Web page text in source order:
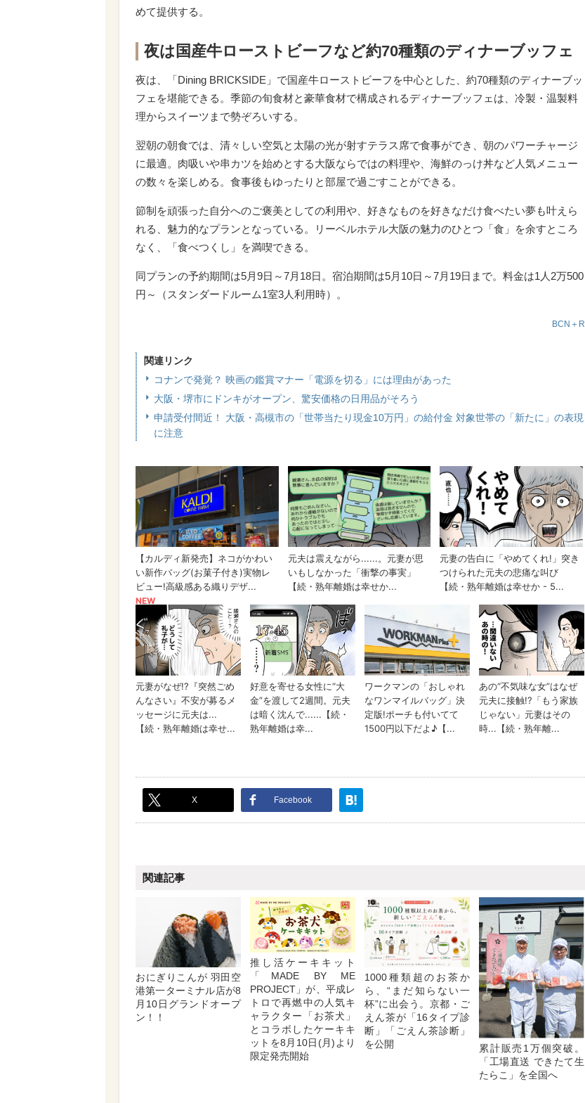
めて提供する。
夜は国産牛ローストビーフなど約70種類のディナーブッフェ
夜は、「Dining BRICKSIDE」で国産牛ローストビーフを中心とした、約70種類のディナーブッ
フェを堪能できる。季節の旬食材と豪華食材で構成されるディナーブッフェは、冷製・温製料
理からスイーツまで勢ぞろいする。
翌朝の朝食では、清々しい空気と太陽の光が射すテラス席で食事ができ、朝のパワーチャージ
に最適。肉吸いや串カツを始めとする大阪ならではの料理や、海鮮のっけ丼など人気メニュー
の数々を楽しめる。食事後もゆったりと部屋で過ごすことができる。
節制を頑張った自分へのご褒美としての利用や、好きなものを好きなだけ食べたい夢も叶えら
れる、魅力的なプランとなっている。リーベルホテル大阪の魅力のひとつ「食」を余すところ
なく、「食べつくし」を満喫できる。
同プランの予約期間は5月9日～7月18日。宿泊期間は5月10日～7月19日まで。料金は1人2万500
円～（スタンダードルーム1室3人利用時）。
BCN＋R
関連リンク
コナンで発覚？ 映画の鑑賞マナー「電源を切る」には理由があった
大阪・堺市にドンキがオープン、驚安価格の日用品がそろう
申請受付間近！ 大阪・高槻市の「世帯当たり現金10万円」の給付金 対象世帯の「新たに」の表現
に注意
X Facebook
関連記事
おにぎりこんが 羽田空
港第一ターミナル店が8
月10日グランドオープ
ン！！
推し活ケーキキット
「MADE BY ME
PROJECT」が、平成レ
トロで再燃中の人気キ
ャラクター「お茶犬」
とコラボしたケーキキ
ットを8月10日(月)より
限定発売開始
1000種類超のお茶か
ら、“まだ知らない一
杯”に出会う。京都・ご
えん茶が「16タイプ診
断」「ごえん茶診断」
を公開
累計販売1万個突破。
「工場直送 できたて生
たらこ」を全国へ